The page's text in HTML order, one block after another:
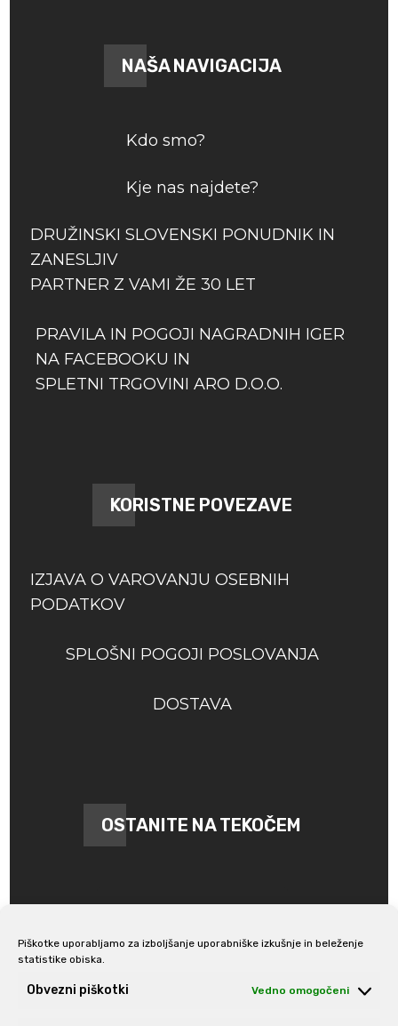
Piškotke uporabljamo za izboljšanje uporabniške izkušnje in beleženje
statistike obiska.
Obvezni piškotki Vedno omogočeni
NAŠA NAVIGACIJA
Kdo smo?
Kje nas najdete?
DRUŽINSKI SLOVENSKI PONUDNIK IN
ZANESLJIV
PARTNER Z VAMI ŽE 30 LET
PRAVILA IN POGOJI NAGRADNIH IGER
NA FACEBOOKU IN
SPLETNI TRGOVINI ARO D.O.O.
KORISTNE POVEZAVE
IZJAVA O VAROVANJU OSEBNIH
PODATKOV
SPLOŠNI POGOJI POSLOVANJA
DOSTAVA
OSTANITE NA TEKOČEM